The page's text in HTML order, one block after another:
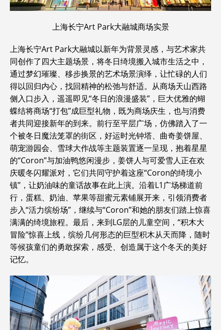
上海长宁Art Park大融城商场实景
上海长宁Art Park大融城以新年为背景灵感，与艺术家共
同创作了四大主题场景，将冬日绮境搬入城市生活之中，
通过梦幻璀璨、移步换景的艺术场景演绎，让忙碌的人们
得以回归内心，找回精神的松弛与舒适。从商场天山西路
侧入口步入，遥遥即见“冬日的浪漫盛装”，巨大优雅的蝴
蝶结将商场“打包”成巨型礼物，既为商场庆生，也与消费
者共同迎接新年的到来。前行至平层广场，仿佛踏入了一
个被冬日魔法笼罩的街区，好运时光钟塔、曲奇姜饼屋、
萌宠游园会、雪球大作战等主题装置逐一呈现，抱着星星
的“Coron”与加油鸭悠闲漫步，姜饼人与可爱雪人正在欢
庆暖冬闪耀派对，它们共同守护着这座“Coron的绮境小
镇”，让奶油味的童话故事在此上演。沿着L1广场梯道前
行，蛋糕、奶油、苹果等甜蜜元素铺展开来，引领消费者
步入“活力缤纷场”，继续与“Coron”和她的朋友们踏上惊喜
满满的绮境旅程。最后，来到LG层的儿童空间，“积木大
冒险”惊喜上线，缤纷几何形态的巨型积木从天而降，随时
等候孩童们的勇敢探索，感受、创造属于这个冬天的美好
记忆。